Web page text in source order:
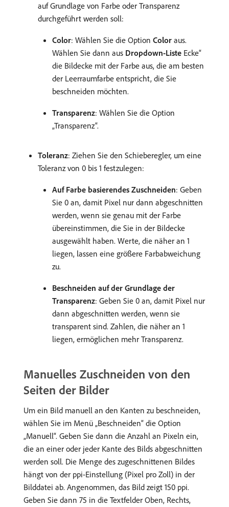
auf Grundlage von Farbe oder Transparenz
durchgeführt werden soll:
Color: Wählen Sie die Option Color aus.
Wählen Sie dann aus Dropdown-Liste Ecke“
die Bildecke mit der Farbe aus, die am besten
der Leerraumfarbe entspricht, die Sie
beschneiden möchten.
Transparenz: Wählen Sie die Option
„Transparenz“.
Toleranz: Ziehen Sie den Schieberegler, um eine
Toleranz von 0 bis 1 festzulegen:
Auf Farbe basierendes Zuschneiden: Geben
Sie 0 an, damit Pixel nur dann abgeschnitten
werden, wenn sie genau mit der Farbe
übereinstimmen, die Sie in der Bildecke
ausgewählt haben. Werte, die näher an 1
liegen, lassen eine größere Farbabweichung
zu.
Beschneiden auf der Grundlage der
Transparenz: Geben Sie 0 an, damit Pixel nur
dann abgeschnitten werden, wenn sie
transparent sind. Zahlen, die näher an 1
liegen, ermöglichen mehr Transparenz.
Manuelles Zuschneiden von den
Seiten der Bilder
Um ein Bild manuell an den Kanten zu beschneiden,
wählen Sie im Menü „Beschneiden“ die Option
„Manuell“. Geben Sie dann die Anzahl an Pixeln ein,
die an einer oder jeder Kante des Bilds abgeschnitten
werden soll. Die Menge des zugeschnittenen Bildes
hängt von der ppi-Einstellung (Pixel pro Zoll) in der
Bilddatei ab. Angenommen, das Bild zeigt 150 ppi.
Geben Sie dann 75 in die Textfelder Oben, Rechts,